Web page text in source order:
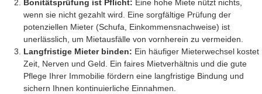
Bonitätsprüfung ist Pflicht: Eine hohe Miete nützt nichts,
wenn sie nicht gezahlt wird. Eine sorgfältige Prüfung der
potenziellen Mieter (Schufa, Einkommensnachweise) ist
unerlässlich, um Mietausfälle von vornherein zu vermeiden.
Langfristige Mieter binden: Ein häufiger Mieterwechsel kostet
Zeit, Nerven und Geld. Ein faires Mietverhältnis und die gute
Pflege Ihrer Immobilie fördern eine langfristige Bindung und
sichern Ihnen kontinuierliche Einnahmen.